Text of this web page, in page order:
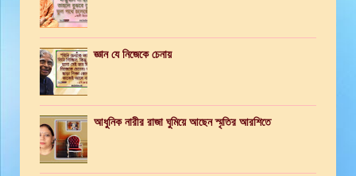
জ্ঞান যে নিজেকে চেনায়
আধুনিক নারীর রাজা ঘুমিয়ে আছেন স্মৃতির আরশিতে